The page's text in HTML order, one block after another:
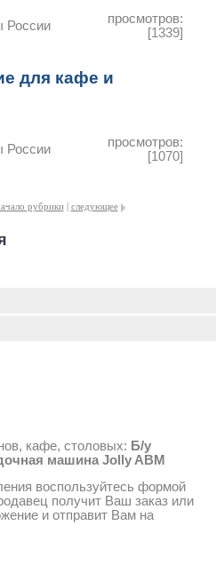
России
просмотров:
[1339]
для кафе и
России
просмотров:
[1070]
рубрики | следующее
кафе, столовых: Б/у
машина Jolly ABM
воспользуйтесь формой
получит Ваш заказ или
и отправит Вам на